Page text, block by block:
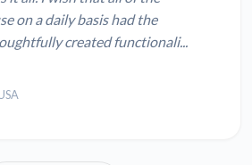
on a daily basis had the
created functionali...